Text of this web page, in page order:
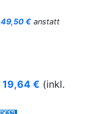
49,50 € anstatt
19,64 € (inkl.